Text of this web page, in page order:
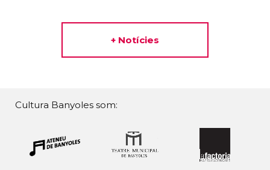
+ Notícies
Cultura Banyoles som: